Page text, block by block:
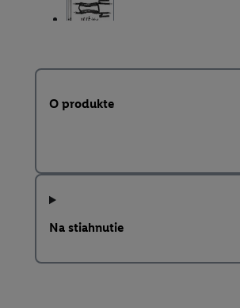
O produkte
Na stiahnutie